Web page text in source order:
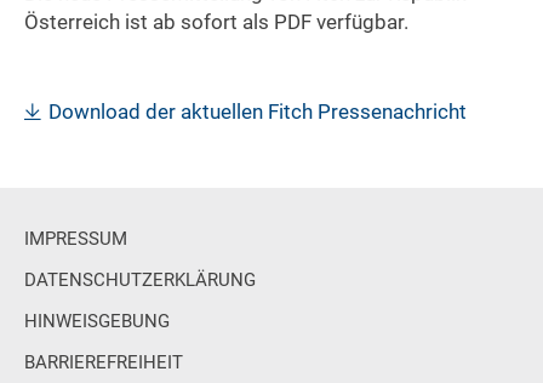
Österreich ist ab sofort als PDF verfügbar.
Download der aktuellen Fitch Pressenachricht
IMPRESSUM
DATENSCHUTZERKLÄRUNG
HINWEISGEBUNG
BARRIEREFREIHEIT